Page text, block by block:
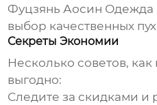
Фуцзянь Аосин Одежда
выбор качественных
Секреты Экономии
Несколько советов, как
выгодно:
Следите за скидками и